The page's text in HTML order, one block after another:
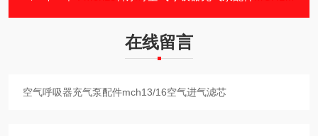
在线留言